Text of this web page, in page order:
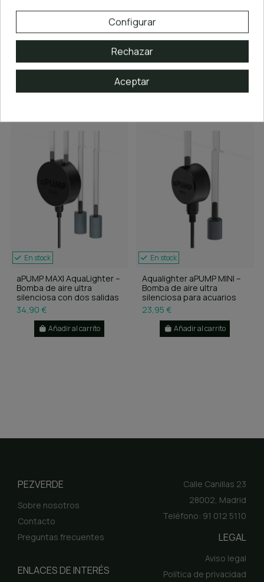
En stock
Aqualighter aPump –
Bomba de aire ultra
26,95 €
En stock
Compresor de Aire Portatil
a Bateria AQQA
33,95 €
En stock
aPUMP MAXI AquaLighter –
Bomba de aire ultra
silenciosa con dos salidas
34,90 €
Añadir al carrito
En stock
Aqualighter aPUMP MINI –
Bomba de aire ultra
silenciosa para acuarios
23,95 €
Añadir al carrito
PEZVERDE
Sobre nosotros
Contacto
Preguntas frecuentes
ENLACES DE INTERÉS
Calle Canillas 23
28002, Madrid
Teléfono: 91 012 5110
LEGAL
Aviso legal
Política de privacidad
Configurar
Rechazar
Aceptar